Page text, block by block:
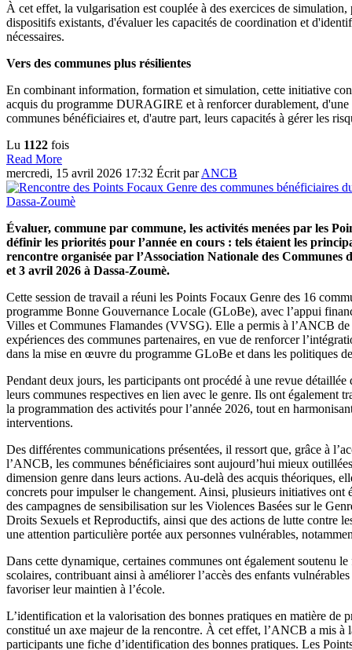
À cet effet, la vulgarisation est couplée à des exercices de simulation,
dispositifs existants, d'évaluer les capacités de coordination et
nécessaires.
Vers des communes plus résilientes
En combinant information, formation et simulation, cette initiative
acquis du programme DURAGIRE et à renforcer durablement, d'une
communes bénéficiaires et, d'autre part, leurs capacités à gérer les
Lu 1122 fois
Read More
mercredi, 15 avril 2026 17:32 Écrit parANCB
Évaluer, commune par commune, les activités menées par les
définir les priorités pour l’année en cours : tels étaient les
rencontre organisée par l’Association Nationale des Communes
et 3 avril 2026 à Dassa-Zoumè.
Cette session de travail a réuni les Points Focaux Genre des 16
programme Bonne Gouvernance Locale (GLoBe), avec l’appui
Villes et Communes Flamandes (VVSG). Elle a permis à l’ANCB de
expériences des communes partenaires, en vue de renforcer
dans la mise en œuvre du programme GLoBe et dans les politiques
Pendant deux jours, les participants ont procédé à une revue détaillée
leurs communes respectives en lien avec le genre. Ils ont également
la programmation des activités pour l’année 2026, tout en
interventions.
Des différentes communications présentées, il ressort que, grâce à
l’ANCB, les communes bénéficiaires sont aujourd’hui mieux
dimension genre dans leurs actions. Au-delà des acquis théoriques,
concrets pour impulser le changement. Ainsi, plusieurs initiatives ont
des campagnes de sensibilisation sur les Violences Basées sur le
Droits Sexuels et Reproductifs, ainsi que des actions de lutte contre
une attention particulière portée aux personnes vulnérables,
Dans cette dynamique, certaines communes ont également soutenu
scolaires, contribuant ainsi à améliorer l’accès des enfants vulnérables
favoriser leur maintien à l’école.
L’identification et la valorisation des bonnes pratiques en matière de
constitué un axe majeur de la rencontre. À cet effet, l’ANCB a mis à
participants une fiche d’identification des bonnes pratiques. Les